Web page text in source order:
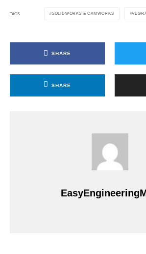
TAGS SOLIDWORKS & CAMWORKS
SHARE
SHARE